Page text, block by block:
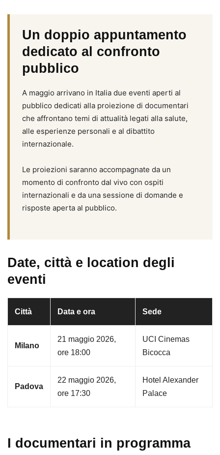
Un doppio appuntamento
dedicato al confronto
pubblico
A maggio arrivano in Italia due eventi aperti al
pubblico dedicati alla proiezione di documentari
che affrontano temi di attualità legati alla salute,
alle esperienze personali e al dibattito
internazionale.
Le proiezioni saranno accompagnate da un
momento di confronto dal vivo con ospiti
internazionali e da una sessione di domande e
risposte aperta al pubblico.
Date, città e location degli
eventi
Città Data e ora Sede
Milano
21 maggio 2026,
ore 18:00
UCI Cinemas
Bicocca
Padova
22 maggio 2026,
ore 17:30
Hotel Alexander
Palace
I documentari in programma